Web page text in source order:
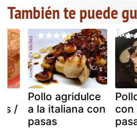
También te puede
/
Pollo agridulce
a la italiana con
pasas
con